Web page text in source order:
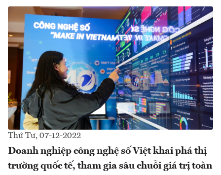
Thứ Tư, 07-12-2022
Doanh nghiệp công nghệ số Việt khai phá thị
trường quốc tế, tham gia sâu chuỗi giá trị toàn